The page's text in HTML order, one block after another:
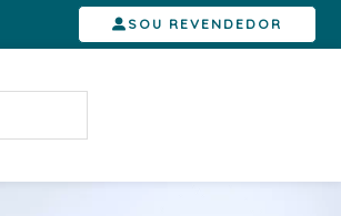
SOU REVENDEDOR